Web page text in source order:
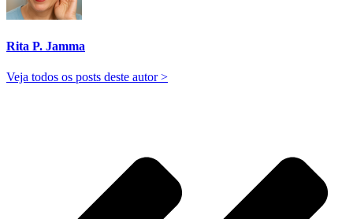
Rita P. Jamma
Veja todos os posts deste autor >